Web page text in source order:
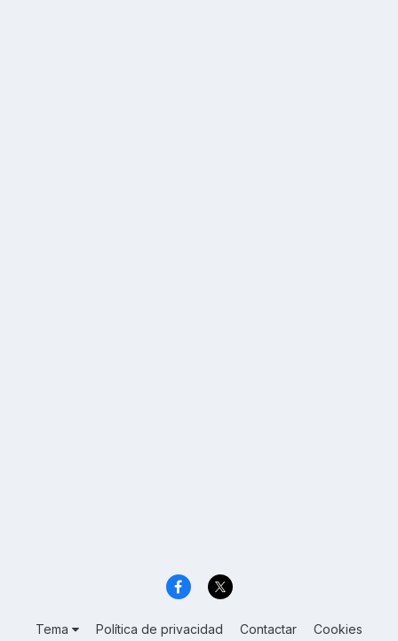
Tema Política de privacidad Contactar Cookies